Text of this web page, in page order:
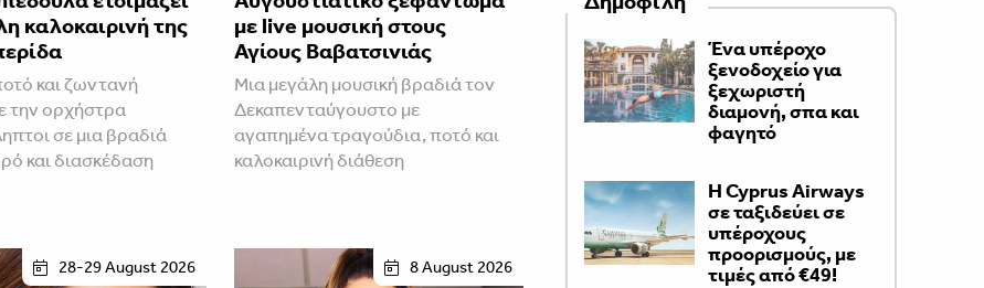
καλοκαιρινή της
και ζωντανή
την ορχήστρα
σε μια βραδιά
και διασκέδαση
με live μουσική στους
Αγίους Βαβατσινιάς
Μια μεγάλη μουσική βραδιά τον
Δεκαπενταύγουστο με
αγαπημένα τραγούδια, ποτό και
καλοκαιρινή διάθεση
28-29 August 2026 8 August 2026
Ένα υπέροχο
ξενοδοχείο για
ξεχωριστή
διαμονή, σπα και
φαγητό
H Cyprus Airways
σε ταξιδεύει σε
υπέροχους
προορισμούς, με
τιμές από €49!